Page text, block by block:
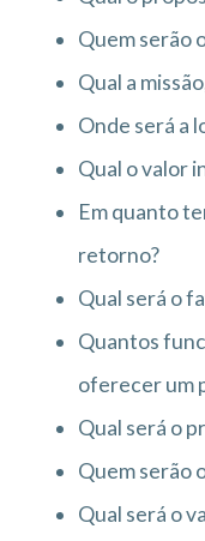
Quem serão
Qual a
Onde será a
Qual o valor
Em quanto
retorno?
Qual será o
Quantos
oferecer um
Qual será o
Quem serão
Qual será o